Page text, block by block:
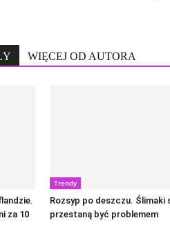
WIĘCEJ OD AUTORA
za 10
Trendy
Rozsyp po deszczu. Ślimaki
przestaną być problemem